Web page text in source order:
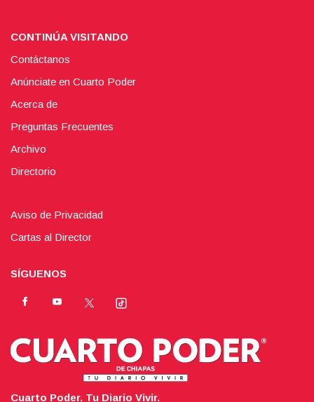
CONTINÚA VISITANDO
Contáctanos
Anúnciate en Cuarto Poder
Acerca de
Preguntas Frecuentes
Archivo
Directorio
Aviso de Privacidad
Cartas al Director
SÍGUENOS
Cuarto Poder. Tu Diario Vivir.